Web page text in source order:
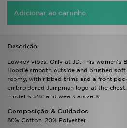
Adicionar ao carrinho
Descrição
Lowkey vibes. Only at JD. This women's
Hoodie smooth outside and brushed
roomy, with ribbed trims and a front
embroidered Jumpman logo at the
model is 5'8" and wears a size S.
Composição & Cuidados
80% Cotton; 20% Polyester